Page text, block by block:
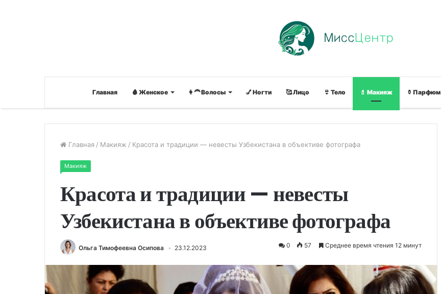
Главная 🩸 Женское 👩‍🦰 Волосы 💅 Ногти 🥰 Лицо 👙 Тело 💄 Макияж ⚱ Парфюм
Главная / Макияж / Красота и традиции — невесты Узбекистана в объективе фотографа
Макияж
Красота и традиции — невесты
Узбекистана в объективе фотографа
Ольга Тимофеевна Осипова 23.12.2023 0 57 Среднее время чтения 12 минут